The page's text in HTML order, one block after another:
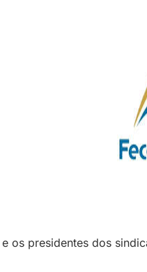
os presidentes dos